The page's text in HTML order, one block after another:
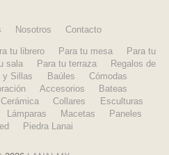
Nosotros Contacto
tu librero Para tu mesa
Para tu
sala Para tu terraza
Regalos de
y Sillas Baúles
Cómodas
Accesorios
Bateas
Cerámica Collares
Esculturas
Lámparas Macetas
Paneles
Piedra Lanai